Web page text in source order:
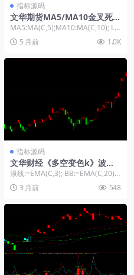
指标源码
文华期货MA5/MA10金叉死叉
指标文字标注+支撑压力位线
源码
MA5:MA(C,5);MA10:MA(C,10); LL:
=VALUEWHEN...
5 月前 1.0K
指标源码
文华财经《多空变色k》波段
判断主图源码
浪线:=EMA(C,3); BB:=EMA(C,20);
过滤:=1; PJX:...
3 月前 548